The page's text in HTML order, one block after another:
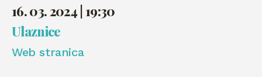
16. 03. 2024 | 19:30
Ulaznice
Web stranica